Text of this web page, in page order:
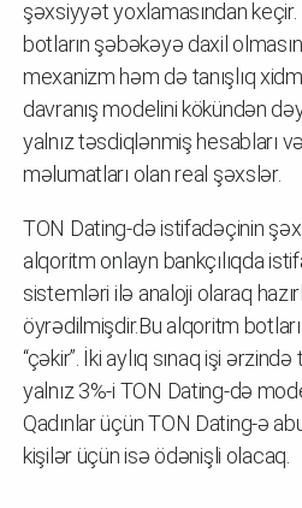
şəxsiyyət yoxlamasından keçir.
botların şəbəkəyə daxil
mexanizm həm də tanışlıq
davranış modelini kökündən
yalnız təsdiqlənmiş hesabları
məlumatları olan real şəxslər.
TON Dating-də istifadəçinin
alqoritm onlayn bankçılıqda
sistemləri ilə analoji olaraq
öyrədilmişdir.Bu alqoritm
“çəkir”. İki aylıq sınaq işi
yalnız 3%-i TON Dating-də
Qadınlar üçün TON Dating-ə
kişilər üçün isə ödənişli olacaq.